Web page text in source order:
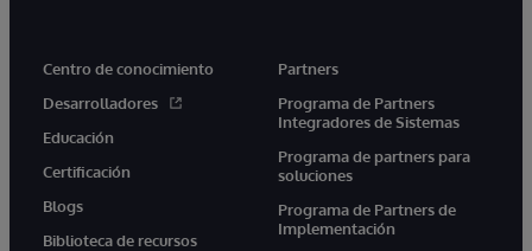
Centro de conocimiento
Desarrolladores
Educación
Certificación
Blogs
Biblioteca de recursos
Partners
Programa de Partners
Integradores de Sistemas
Programa de partners para
soluciones
Programa de Partners de
Implementación